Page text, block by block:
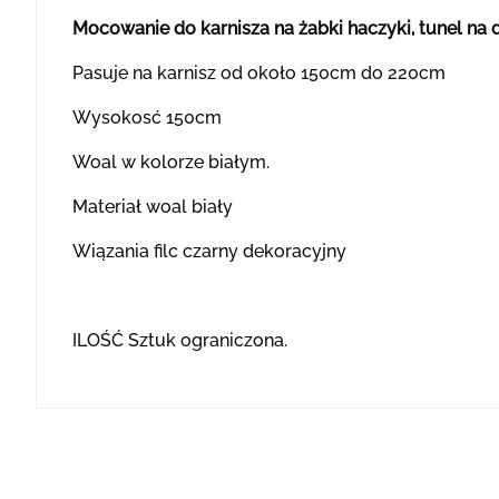
Mocowanie do karnisza na żabki haczyki, tunel na
Pasuje na karnisz od około 150cm do 220cm
Wysokosć 150cm
Woal w kolorze białym.
Materiał woal biały
Wiązania filc czarny dekoracyjny
ILOŚĆ Sztuk ograniczona.